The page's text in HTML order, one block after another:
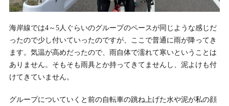
海岸線では4～5人ぐらいのグループのペースが同じような感じだ
ったので少し付いていったのですが、ここで普通に雨が降ってき
ます。気温が高めだったので、雨自体で濡れて寒いということは
ありません。そもそも雨具とか持ってきてませんし、泥よけも付
けてきていません。
グループについていくと前の自転車の跳ね上げた水や泥が私の顔